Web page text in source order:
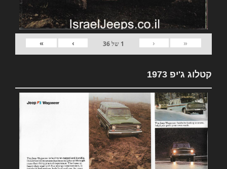
«
‹
1 של36
›
»
קטלוג ג'יפ 1973